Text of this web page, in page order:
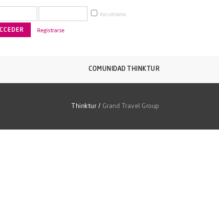
Recuérdame
Registrarse
COMUNIDAD THINKTUR
Thinktur / Grand Travel Group